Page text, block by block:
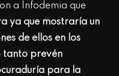
a Infodemia que
ya que mostraría un
de ellos en los
tanto prevén
para la